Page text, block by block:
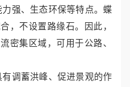
力强、生态环保等特点。蝶
，不设置路缘石。因此，
密集区域，可用于公路、
有调蓄洪峰、促进景观的作